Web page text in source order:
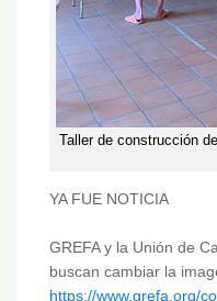
Taller de construcción
YA FUE NOTICIA
GREFA y la Unión de
buscan cambiar la
https://www.grefa.org/